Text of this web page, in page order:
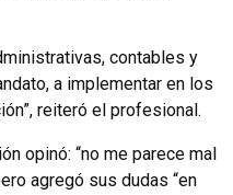
contables y
a implementar en los
reiteró el profesional.
opinó: “no me parece mal
agregó sus dudas “en